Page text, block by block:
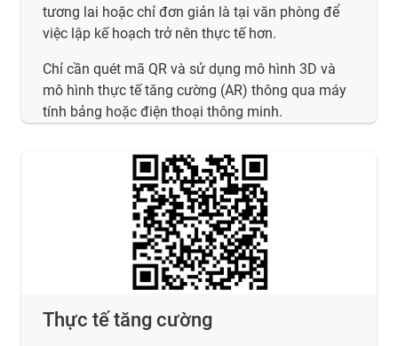
tương lai hoặc chỉ đơn giản là tại văn phòng để
việc lập kế hoạch trở nên thực tế hơn.
Chỉ cần quét mã QR và sử dụng mô hình 3D và
mô hình thực tế tăng cường (AR) thông qua máy
tính bảng hoặc điện thoại thông minh.
Thực tế tăng cường